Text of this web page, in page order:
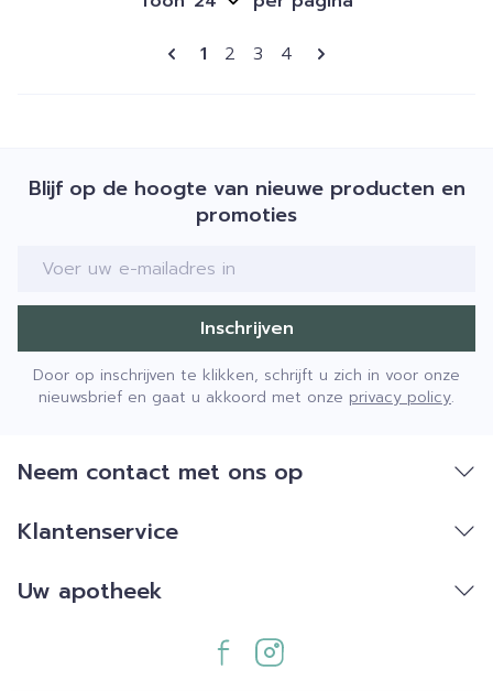
Pagina's
U lees momenteel pagina
1 Pagina
2 Pagina
3 Pagina
4
Blijf op de hoogte van nieuwe producten en
promoties
E-mail adres
Inschrijven
Door op inschrijven te klikken, schrijft u zich in voor onze
nieuwsbrief en gaat u akkoord met onze privacy policy.
Neem contact met ons op
Klantenservice
Uw apotheek